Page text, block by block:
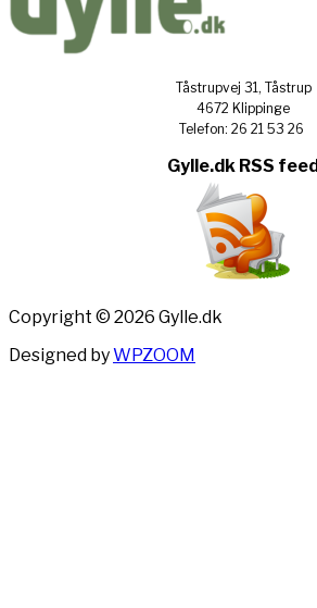
Tåstrupvej 31, Tåstrup
4672 Klippinge
Telefon: 26 21 53 26
Gylle.dk RSS feed
Copyright © 2026 Gylle.dk
Designed byWPZOOM